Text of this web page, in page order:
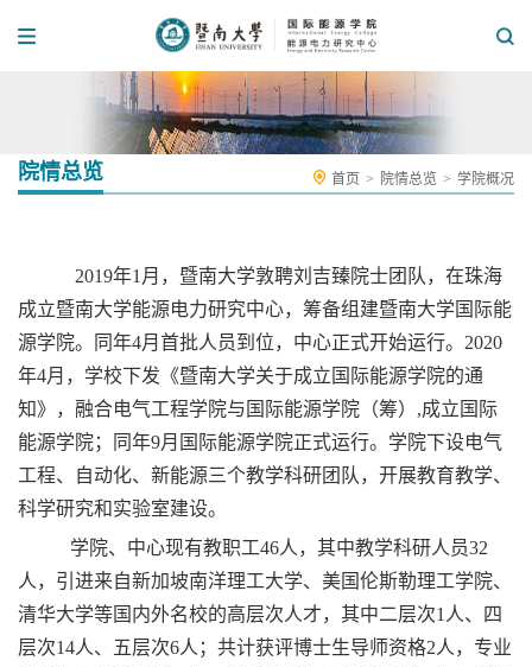
院情总览 首页 > 院情总览 > 学院概况
2019年1月，暨南大学敦聘刘吉臻院士团队，在珠海
成立暨南大学能源电力研究中心，筹备组建暨南大学国际能
源学院。同年4月首批人员到位，中心正式开始运行。2020
年4月，学校下发《暨南大学关于成立国际能源学院的通
知》，融合电气工程学院与国际能源学院（筹）,成立国际
能源学院；同年9月国际能源学院正式运行。学院下设电气
工程、自动化、新能源三个教学科研团队，开展教育教学、
科学研究和实验室建设。
学院、中心现有教职工46人，其中教学科研人员32
人，引进来自新加坡南洋理工大学、美国伦斯勒理工学院、
清华大学等国内外名校的高层次人才，其中二层次1人、四
层次14人、五层次6人；共计获评博士生导师资格2人，专业